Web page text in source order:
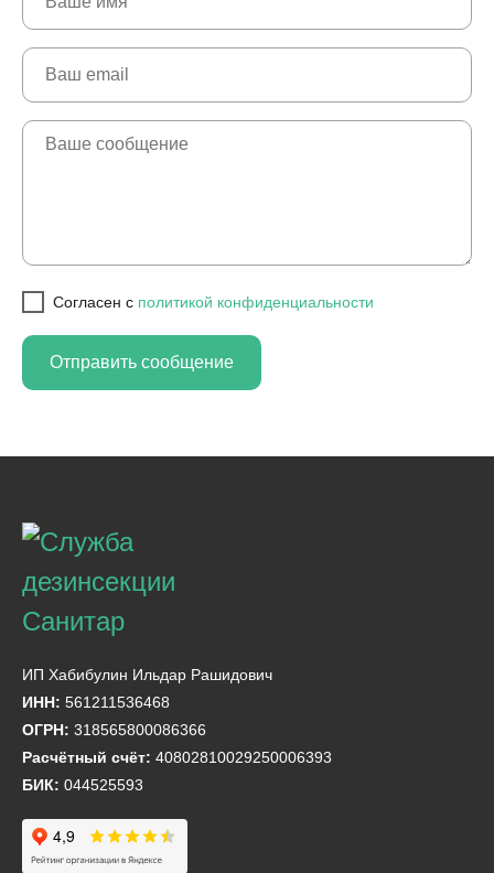
Cогласен с политикой конфиденциальности
Отправить сообщение
ИП Хабибулин Ильдар Рашидович
ИНН: 561211536468
ОГРН: 318565800086366
Расчётный счёт: 40802810029250006393
БИК: 044525593